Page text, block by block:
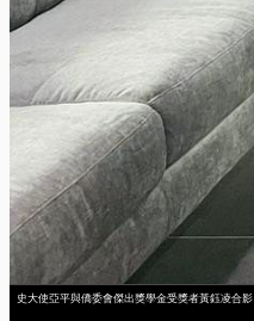
史大使亞平與僑委會傑出獎學金受獎者黃鈺凌合影